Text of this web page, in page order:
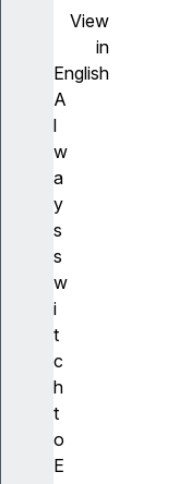
View
in
English
A
l
w
a
y
s
s
w
i
t
c
h
t
o
E